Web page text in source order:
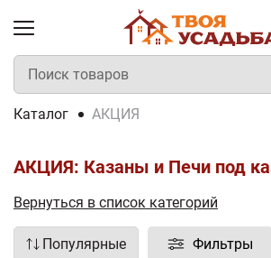
Каталог АКЦИЯ
АКЦИЯ: Казаны и Печи под
Вернуться в список категорий
Популярные Фильтры